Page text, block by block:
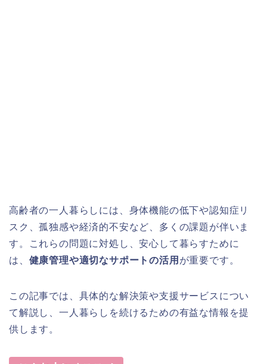
高齢者の一人暮らしには、身体機能の低下や認知症リ
スク、孤独感や経済的不安など、多くの課題が伴いま
す。これらの問題に対処し、安心して暮らすために
は、 健康管理や適切なサポートの活用 が重要です。
この記事では、具体的な解決策や支援サービスについ
て解説し、一人暮らしを続けるための有益な情報を提
供します。